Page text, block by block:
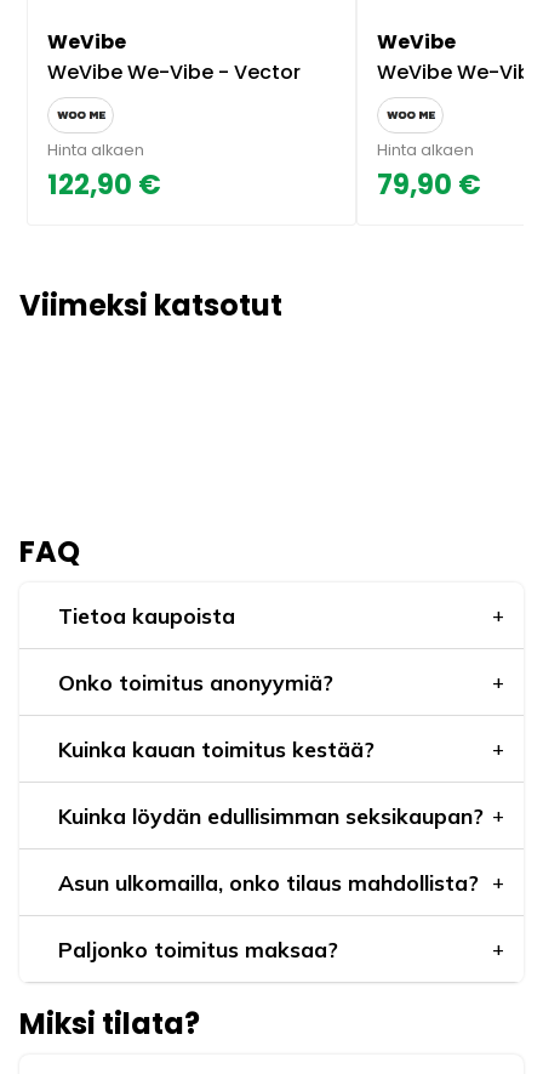
WeVibe
WeVibe We-Vibe - Vector
Hinta alkaen
122,90 €
WeVibe
WeVibe We-Vibe - Unite
Hinta alkaen
79,90 €
Viimeksi katsotut
FAQ
Tietoa kaupoista
Onko toimitus anonyymiä?
Kuinka kauan toimitus kestää?
Kuinka löydän edullisimman seksikaupan?
Asun ulkomailla, onko tilaus mahdollista?
Paljonko toimitus maksaa?
Miksi tilata?